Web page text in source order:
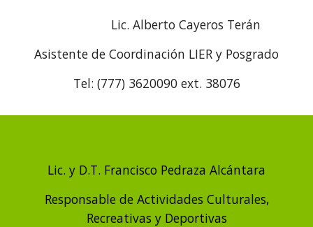
Lic. Alberto Cayeros Terán
Asistente de Coordinación LIER y Posgrado
Tel: (777) 3620090 ext. 38076
Lic. y D.T. Francisco Pedraza Alcántara
Responsable de Actividades Culturales,
Recreativas y Deportivas